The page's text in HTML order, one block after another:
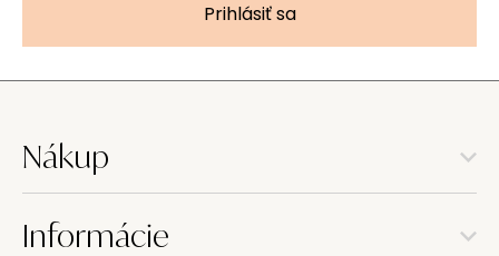
Prihlásiť sa
Nákup
Informácie